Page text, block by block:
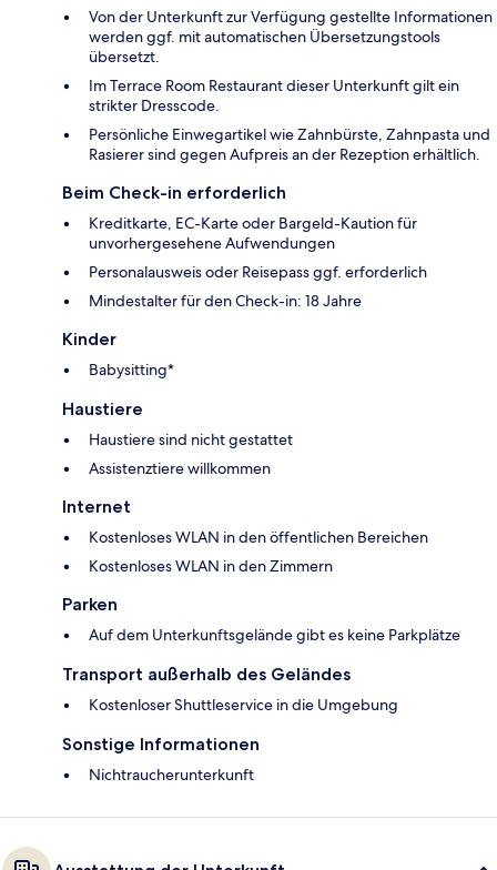
Von der Unterkunft zur Verfügung gestellte Informationen
werden ggf. mit automatischen Übersetzungstools
übersetzt.
Im Terrace Room Restaurant dieser Unterkunft gilt ein
strikter Dresscode.
Persönliche Einwegartikel wie Zahnbürste, Zahnpasta und
Rasierer sind gegen Aufpreis an der Rezeption erhältlich.
Beim Check-in erforderlich
Kreditkarte, EC-Karte oder Bargeld-Kaution für
unvorhergesehene Aufwendungen
Personalausweis oder Reisepass ggf. erforderlich
Mindestalter für den Check-in: 18 Jahre
Kinder
Babysitting*
Haustiere
Haustiere sind nicht gestattet
Assistenztiere willkommen
Internet
Kostenloses WLAN in den öffentlichen Bereichen
Kostenloses WLAN in den Zimmern
Parken
Auf dem Unterkunftsgelände gibt es keine Parkplätze
Transport außerhalb des Geländes
Kostenloser Shuttleservice in die Umgebung
Sonstige Informationen
Nichtraucherunterkunft